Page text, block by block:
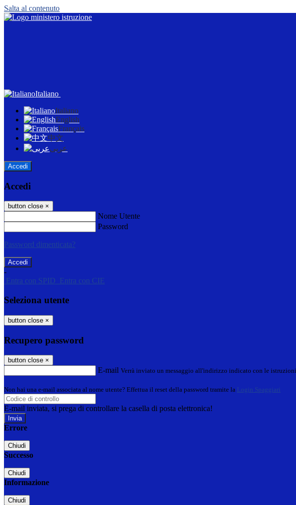
Salta al contenuto
Italiano
Italiano
English
Français
中文
عربى
Accedi
Accedi
button close ×
Nome Utente
Password
Password dimenticata?
-
Entra con SPID
Entra con CIE
Seleziona utente
button close ×
Recupero password
button close ×
E-mail Verrà inviato un messaggio all'indirizzo indicato con le istruzioni
Non hai una e-mail associata al nome utente? Effettua il reset della password tramite la Login Spaggiari
E-mail inviata, si prega di controllare la casella di posta elettronica!
Errore
Chiudi
Successo
Chiudi
Informazione
Chiudi